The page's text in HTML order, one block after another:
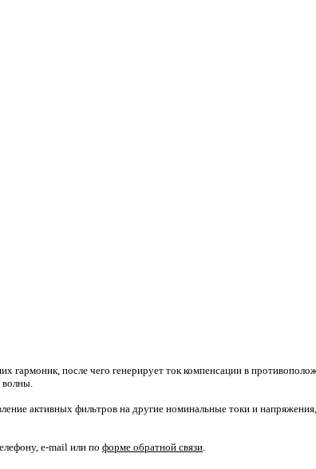
после чего генерирует ток компенсации в
волны.
активных фильтров на другие номинальные токи и
e-mail или по форме обратной связи.